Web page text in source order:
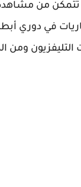
من مشاهدة
في دوري
ومن